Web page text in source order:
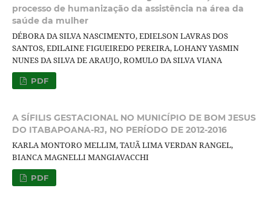
processo de humanização da assistência na área da
saúde da mulher
DÉBORA DA SILVA NASCIMENTO, EDIELSON LAVRAS DOS
SANTOS, EDILAINE FIGUEIREDO PEREIRA, LOHANY YASMIN
NUNES DA SILVA DE ARAUJO, ROMULO DA SILVA VIANA
PDF
A SÍFILIS GESTACIONAL NO MUNICÍPIO DE BOM JESUS
DO ITABAPOANA-RJ, NO PERÍODO DE 2012-2016
KARLA MONTORO MELLIM, TAUÃ LIMA VERDAN RANGEL,
BIANCA MAGNELLI MANGIAVACCHI
PDF